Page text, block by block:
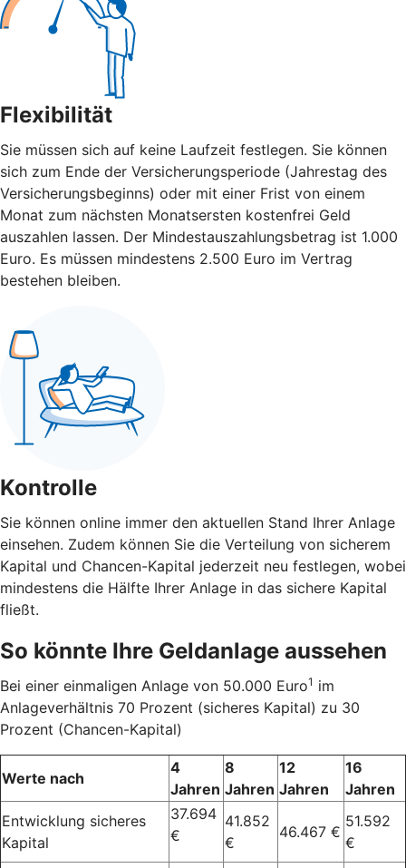
Flexibilität
Sie müssen sich auf keine Laufzeit festlegen. Sie können
sich zum Ende der Versicherungsperiode (Jahrestag des
Versicherungsbeginns) oder mit einer Frist von einem
Monat zum nächsten Monatsersten kostenfrei Geld
auszahlen lassen. Der Mindestauszahlungsbetrag ist 1.000
Euro. Es müssen mindestens 2.500 Euro im Vertrag
bestehen bleiben.
Kontrolle
Sie können online immer den aktuellen Stand Ihrer Anlage
einsehen. Zudem können Sie die Verteilung von sicherem
Kapital und Chancen-Kapital jederzeit neu festlegen, wobei
mindestens die Hälfte Ihrer Anlage in das sichere Kapital
fließt.
So könnte Ihre Geldanlage aussehen
Bei einer einmaligen Anlage von 50.000 Euro1 im
Anlageverhältnis 70 Prozent (sicheres Kapital) zu 30
Prozent (Chancen-Kapital)
Werte nach
4
Jahren
8
Jahren
12
Jahren
16
Jahren
Entwicklung sicheres
Kapital
37.694
€
41.852
€
46.467 €
51.592
€